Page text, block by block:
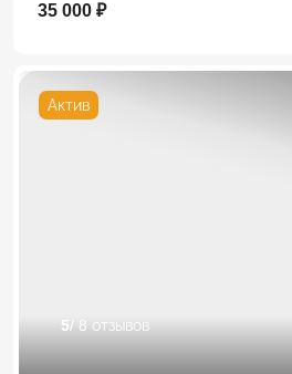
35 000 ₽
Актив
5/ 8 отзывов